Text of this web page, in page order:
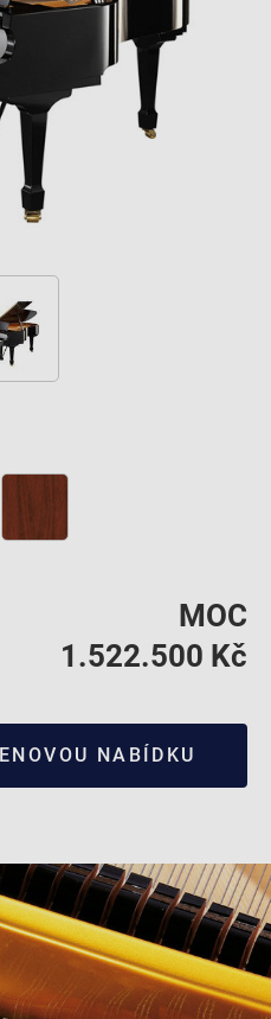
MOC
1.522.500 Kč
NABÍDKU